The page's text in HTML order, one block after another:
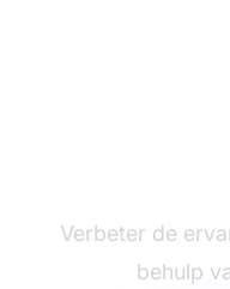
Verbeter de
behulp